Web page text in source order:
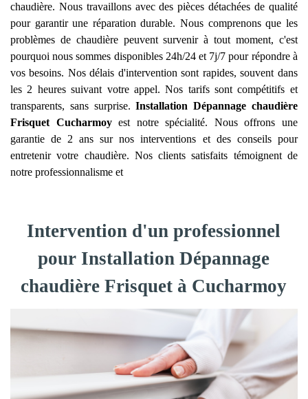
chaudière. Nous travaillons avec des pièces détachées de qualité
pour garantir une réparation durable. Nous comprenons que les
problèmes de chaudière peuvent survenir à tout moment, c'est
pourquoi nous sommes disponibles 24h/24 et 7j/7 pour répondre à
vos besoins. Nos délais d'intervention sont rapides, souvent dans
les 2 heures suivant votre appel. Nos tarifs sont compétitifs et
transparents, sans surprise.Installation Dépannage chaudière
Frisquet Cucharmoyest notre spécialité. Nous offrons une
garantie de 2 ans sur nos interventions et des conseils pour
entretenir votre chaudière. Nos clients satisfaits témoignent de
notre professionnalisme et
Intervention d'un professionnel
pour Installation Dépannage
chaudière Frisquet à Cucharmoy